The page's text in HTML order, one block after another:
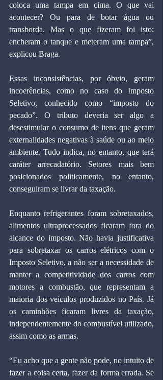
coloca uma tampa em cima. O que vai
acontecer? Ou para de botar água ou
transborda. Mas o que fizeram foi isto:
encheram o tanque e meteram uma tampa”,
explicou Braga.
Essas inconsistências, por óbvio, geram
incoerências, como no caso do Imposto
Seletivo, conhecido como “imposto do
pecado”. O tributo deveria ser algo a
desestimular o consumo de itens que geram
externalidades negativas à saúde ou ao meio
ambiente. Tudo indica, no entanto, que terá
caráter arrecadatório. Setores mais bem
posicionados politicamente, no entanto,
conseguiram se livrar da taxação.
Enquanto refrigerantes foram sobretaxados,
alimentos ultraprocessados ficaram fora do
alcance do imposto. Não havia justificativa
para sobretaxar os carros elétricos com o
Imposto Seletivo, a não ser a necessidade de
manter a competitividade dos carros com
motores a combustão, que representam a
maioria dos veículos produzidos no País. Já
os caminhões ficaram livres da taxação,
independentemente do combustível utilizado,
assim como as armas.
“Eu acho que a gente não pode, no intuito de
fazer a coisa certa, fazer da forma errada. Se